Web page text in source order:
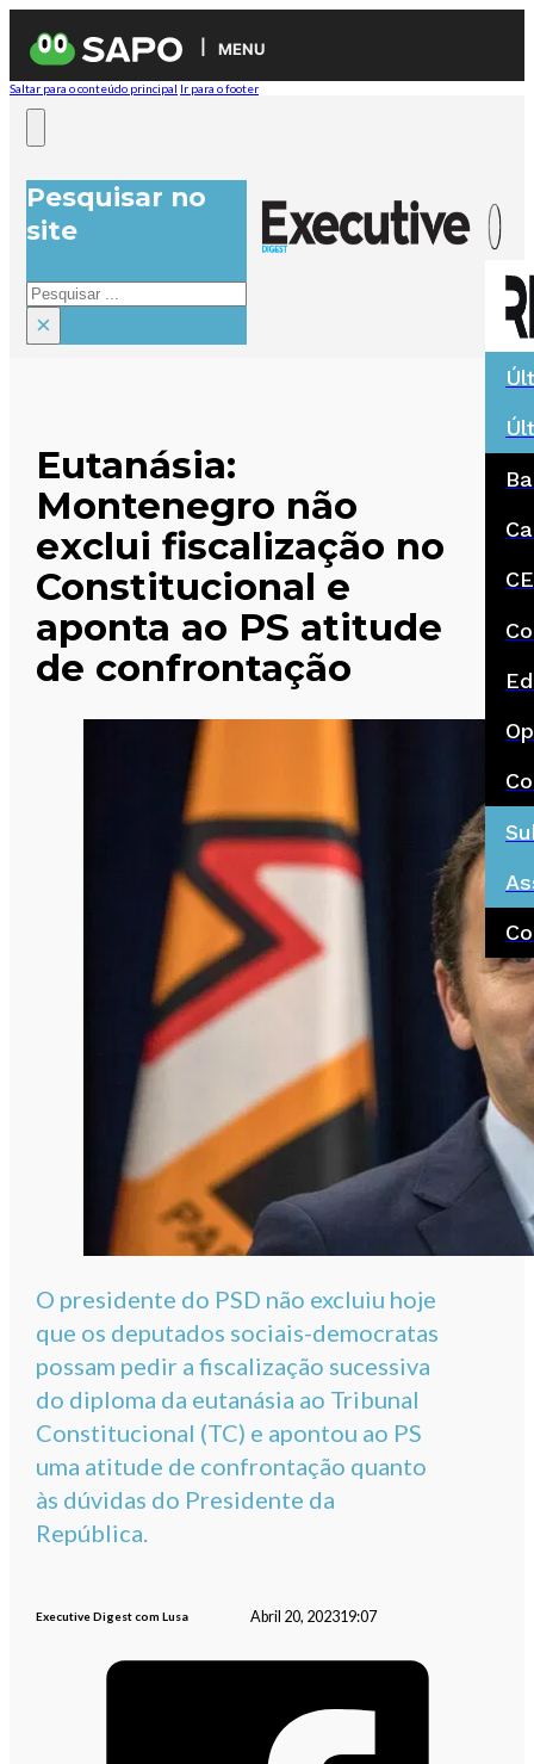
MENU
Saltar para o conteúdo principal Ir para o footer
Pesquisar no
site
Pesquisar
×
Eutanásia:
Montenegro não
exclui fiscalização no
Constitucional e
aponta ao PS atitude
de confrontação
O presidente do PSD não excluiu hoje
que os deputados sociais-democratas
possam pedir a fiscalização sucessiva
do diploma da eutanásia ao Tribunal
Constitucional (TC) e apontou ao PS
uma atitude de confrontação quanto
às dúvidas do Presidente da
República.
Executive Digest com Lusa Abril 20, 202319:07